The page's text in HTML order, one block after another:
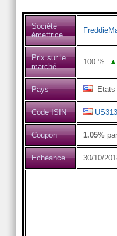
Société
émettrice
Prix sur le
marché
100% ▲
Pays Etats-
Code ISIN
Coupon 1.05%
Echéance 30/10/